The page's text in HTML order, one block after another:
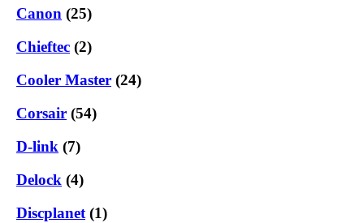
Canon (25)
Chieftec (2)
Cooler Master (24)
Corsair (54)
D-link (7)
Delock (4)
Discplanet (1)